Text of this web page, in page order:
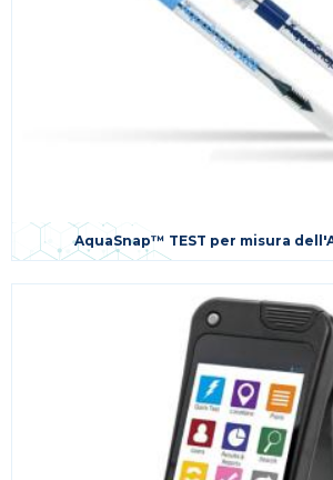
AquaSnap™ TEST per misura